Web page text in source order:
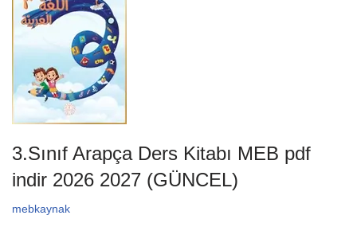
3.Sınıf Arapça Ders Kitabı MEB pdf
indir 2026 2027 (GÜNCEL)
mebkaynak